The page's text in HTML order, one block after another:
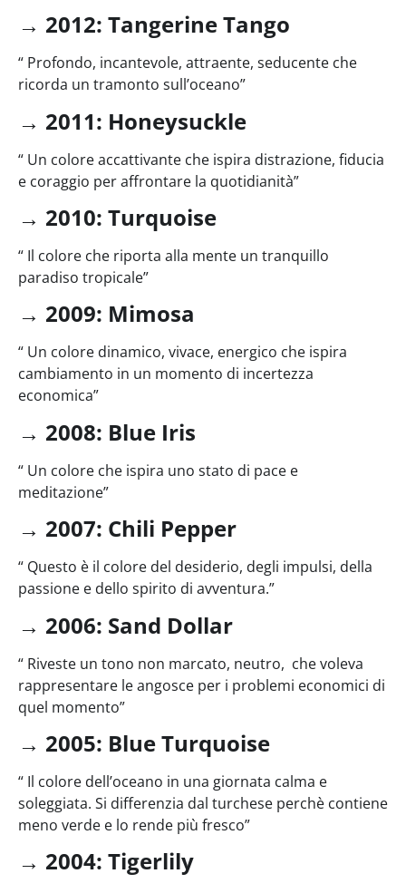
→ 2012: Tangerine Tango
“ Profondo, incantevole, attraente, seducente che
ricorda un tramonto sull’oceano”
→ 2011: Honeysuckle
“ Un colore accattivante che ispira distrazione, fiducia
e coraggio per affrontare la quotidianità”
→ 2010: Turquoise
“ Il colore che riporta alla mente un tranquillo
paradiso tropicale”
→ 2009: Mimosa
“ Un colore dinamico, vivace, energico che ispira
cambiamento in un momento di incertezza
economica”
→ 2008: Blue Iris
“ Un colore che ispira uno stato di pace e
meditazione”
→ 2007: Chili Pepper
“ Questo è il colore del desiderio, degli impulsi, della
passione e dello spirito di avventura.”
→ 2006: Sand Dollar
“ Riveste un tono non marcato, neutro, che voleva
rappresentare le angosce per i problemi economici di
quel momento”
→ 2005: Blue Turquoise
“ Il colore dell’oceano in una giornata calma e
soleggiata. Si differenzia dal turchese perchè contiene
meno verde e lo rende più fresco”
→ 2004: Tigerlily